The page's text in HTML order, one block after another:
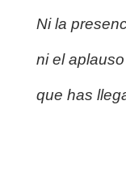
Ni la
ni el
que has